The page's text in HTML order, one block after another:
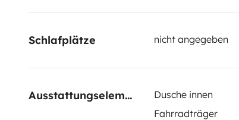
Schlafplätze nicht angegeben
Ausstattungselemente Dusche innen
Fahrradträger